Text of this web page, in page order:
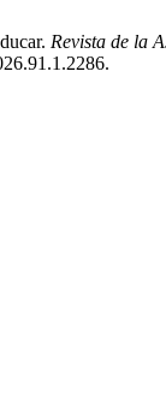
Revista de la